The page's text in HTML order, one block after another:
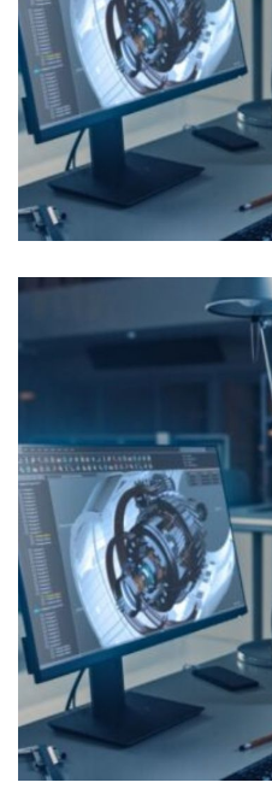
Chef de Projet
OFFRES D'EMPLOI
Ingénieur
OFFRES D'EMPLOI